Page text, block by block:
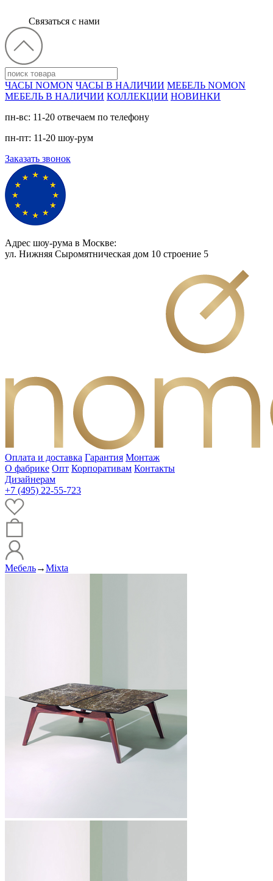
Связаться с нами
ЧАСЫ NOMON ЧАСЫ В НАЛИЧИИ МЕБЕЛЬ NOMON
МЕБЕЛЬ В НАЛИЧИИ КОЛЛЕКЦИИ НОВИНКИ
пн-вс: 11-20 отвечаем по телефону
пн-пт: 11-20 шоу-рум
Заказать звонок
Адрес шоу-рума в Москве:
ул. Нижняя Сыромятническая дом 10 cтроение 5
Оплата и доставка Гарантия Монтаж
О фабрике Опт Корпоративам Контакты
Дизайнерам
+7 (495) 22-55-723
Мебель→Mixta